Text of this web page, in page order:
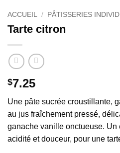
ACCUEIL / PÂTISSERIES
Tarte citron
$7.25
Une pâte sucrée croustillante,
au jus fraîchement pressé,
ganache vanille onctueuse. Un
acidité et douceur, pour une